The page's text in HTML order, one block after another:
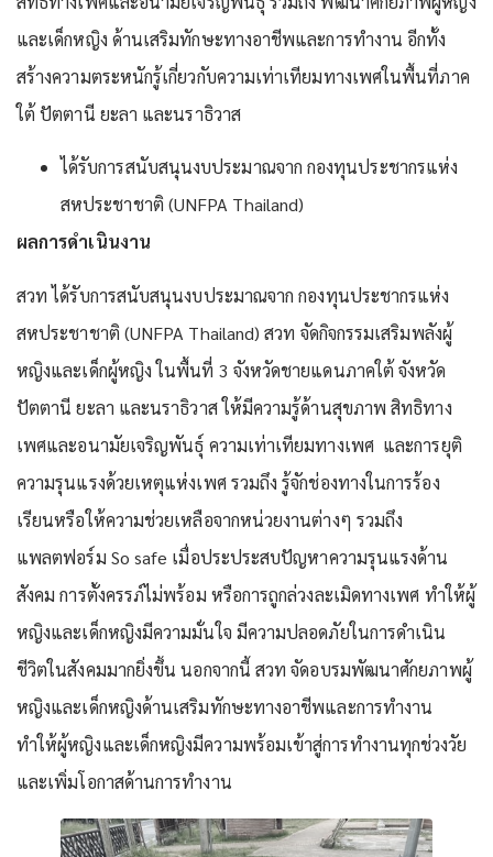
และเด็กหญิง ด้านเสริมทักษะทางอาชีพและการทำงาน อีกทั้ง
สร้างความตระหนักรู้เกี่ยวกับความเท่าเทียมทางเพศในพื้นที่ภาค
ใต้ ปัตตานี ยะลา และนราธิวาส
ได้รับการสนับสนุนงบประมาณจากกองทุนประชากรแห่ง
สหประชาชาติ(UNFPA Thailand)
ผลการดำเนินงาน
สวท ได้รับการสนับสนุนงบประมาณจาก กองทุนประชากรแห่ง
สหประชาชาติ (UNFPA Thailand) สวท จัดกิจกรรมเสริมพลังผู้
หญิงและเด็กผู้หญิง ในพื้นที่ 3 จังหวัดชายแดนภาคใต้ จังหวัด
ปัตตานี ยะลา และนราธิวาส ให้มีความรู้ด้านสุขภาพ สิทธิทาง
เพศและอนามัยเจริญพันธุ์ ความเท่าเทียมทางเพศ และการยุติ
ความรุนแรงด้วยเหตุแห่งเพศ รวมถึง รู้จักช่องทางในการร้อง
เรียนหรือให้ความช่วยเหลือจากหน่วยงานต่างๆ รวมถึง
แพลตฟอร์ม So safe เมื่อประประสบปัญหาความรุนแรงด้าน
สังคม การตั้งครรภ์ไม่พร้อม หรือการถูกล่วงละเมิดทางเพศ ทำให้ผู้
หญิงและเด็กหญิงมีความมั่นใจ มีความปลอดภัยในการดำเนิน
ชีวิตในสังคมมากยิ่งขึ้น นอกจากนี้ สวท จัดอบรมพัฒนาศักยภาพผู้
หญิงและเด็กหญิงด้านเสริมทักษะทางอาชีพและการทำงาน
ทำให้ผู้หญิงและเด็กหญิงมีความพร้อมเข้าสู่การทำงานทุกช่วงวัย
และเพิ่มโอกาสด้านการทำงาน